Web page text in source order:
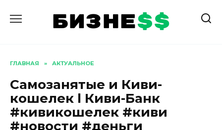
содержанию
ГЛАВНАЯ » АКТУАЛЬНОЕ
Самозанятые и Киви-
кошелек l Киви-Банк
#кивикошелек #киви
#новости #деньги